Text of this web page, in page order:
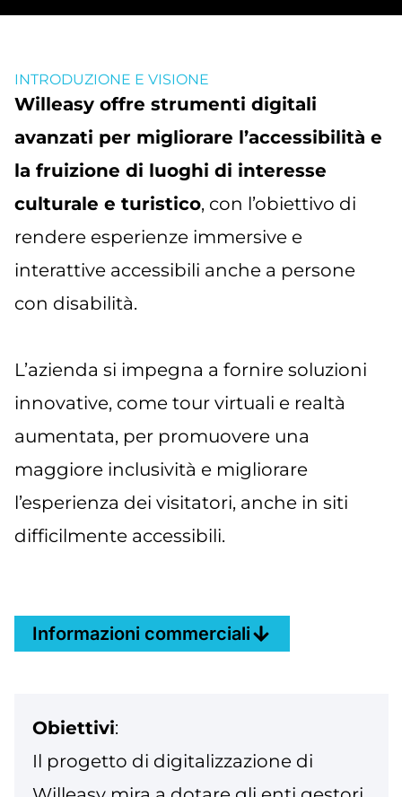
INTRODUZIONE E VISIONE
Willeasy offre strumenti digitali
avanzati per migliorare l’accessibilità e
la fruizione di luoghi di interesse
culturale e turistico, con l’obiettivo di
rendere esperienze immersive e
interattive accessibili anche a persone
con disabilità.
L’azienda si impegna a fornire soluzioni
innovative, come tour virtuali e realtà
aumentata, per promuovere una
maggiore inclusività e migliorare
l’esperienza dei visitatori, anche in siti
difficilmente accessibili​.
Informazioni commerciali
Obiettivi:
Il progetto di digitalizzazione di